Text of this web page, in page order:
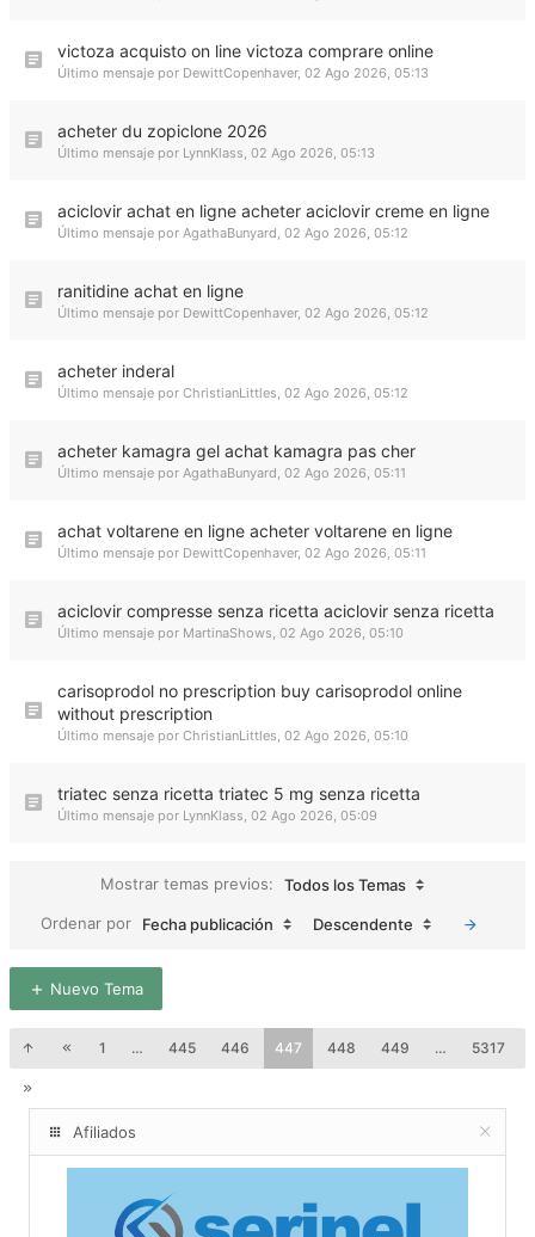
victoza acquisto on line victoza comprare online
Último mensaje por DewittCopenhaver, 02 Ago 2026, 05:13
acheter du zopiclone 2026
Último mensaje por LynnKlass, 02 Ago 2026, 05:13
aciclovir achat en ligne acheter aciclovir creme en ligne
Último mensaje por AgathaBunyard, 02 Ago 2026, 05:12
ranitidine achat en ligne
Último mensaje por DewittCopenhaver, 02 Ago 2026, 05:12
acheter inderal
Último mensaje por ChristianLittles, 02 Ago 2026, 05:12
acheter kamagra gel achat kamagra pas cher
Último mensaje por AgathaBunyard, 02 Ago 2026, 05:11
achat voltarene en ligne acheter voltarene en ligne
Último mensaje por DewittCopenhaver, 02 Ago 2026, 05:11
aciclovir compresse senza ricetta aciclovir senza ricetta
Último mensaje por MartinaShows, 02 Ago 2026, 05:10
carisoprodol no prescription buy carisoprodol online
without prescription
Último mensaje por ChristianLittles, 02 Ago 2026, 05:10
triatec senza ricetta triatec 5 mg senza ricetta
Último mensaje por LynnKlass, 02 Ago 2026, 05:09
Mostrar temas previos:
Todos los Temas
Ordenar por
Fecha publicación Descendente
Nuevo Tema
1 … 445 446 447 448 449 … 5317
Afiliados